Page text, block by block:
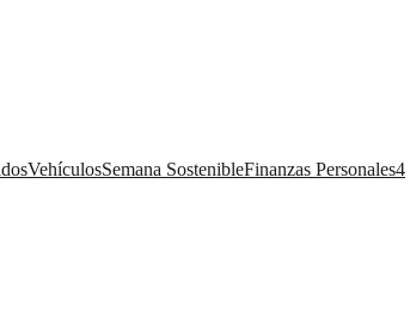
VehículosSemana SostenibleFinanzas Personales4